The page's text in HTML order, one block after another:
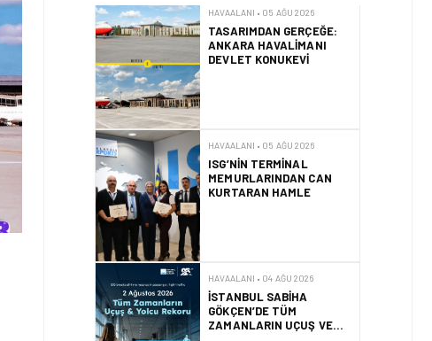
MEMURLARINDAN CAN
KURTARAN HAMLE
İSTANBUL SABIHA
GÖKÇEN’DE TÜM
ZAMANLARIN UÇUŞ VE
YOLCU REKORU KIRILDI
İZMIR ILE ALMATI
ARASINDA DIREKT
UÇUŞLAR BAŞLADI